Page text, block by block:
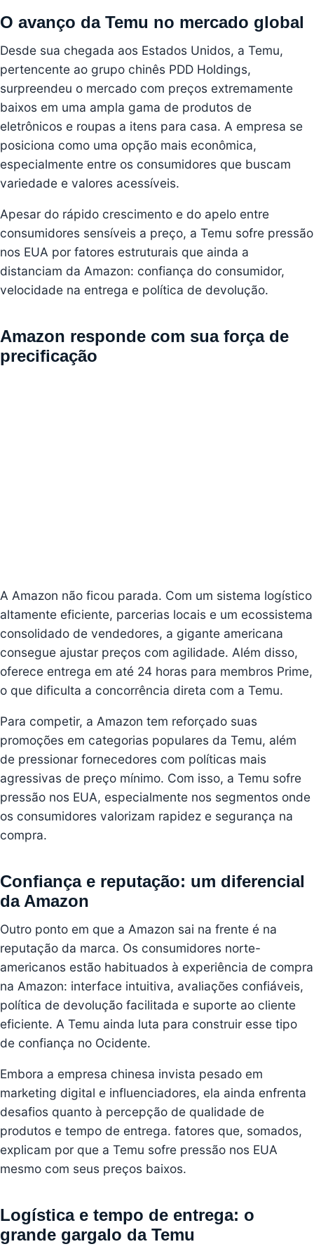
O avanço da Temu no mercado global
Desde sua chegada aos Estados Unidos, a Temu,
pertencente ao grupo chinês PDD Holdings,
surpreendeu o mercado com preços extremamente
baixos em uma ampla gama de produtos de
eletrônicos e roupas a itens para casa. A empresa se
posiciona como uma opção mais econômica,
especialmente entre os consumidores que buscam
variedade e valores acessíveis.
Apesar do rápido crescimento e do apelo entre
consumidores sensíveis a preço, a Temu sofre pressão
nos EUA por fatores estruturais que ainda a
distanciam da Amazon: confiança do consumidor,
velocidade na entrega e política de devolução.
Amazon responde com sua força de
precificação
A Amazon não ficou parada. Com um sistema logístico
altamente eficiente, parcerias locais e um ecossistema
consolidado de vendedores, a gigante americana
consegue ajustar preços com agilidade. Além disso,
oferece entrega em até 24 horas para membros Prime,
o que dificulta a concorrência direta com a Temu.
Para competir, a Amazon tem reforçado suas
promoções em categorias populares da Temu, além
de pressionar fornecedores com políticas mais
agressivas de preço mínimo. Com isso, a Temu sofre
pressão nos EUA, especialmente nos segmentos onde
os consumidores valorizam rapidez e segurança na
compra.
Confiança e reputação: um diferencial
da Amazon
Outro ponto em que a Amazon sai na frente é na
reputação da marca. Os consumidores norte-
americanos estão habituados à experiência de compra
na Amazon: interface intuitiva, avaliações confiáveis,
política de devolução facilitada e suporte ao cliente
eficiente. A Temu ainda luta para construir esse tipo
de confiança no Ocidente.
Embora a empresa chinesa invista pesado em
marketing digital e influenciadores, ela ainda enfrenta
desafios quanto à percepção de qualidade de
produtos e tempo de entrega. fatores que, somados,
explicam por que a Temu sofre pressão nos EUA
mesmo com seus preços baixos.
Logística e tempo de entrega: o
grande gargalo da Temu